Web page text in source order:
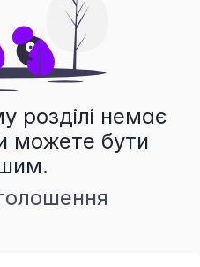
розділі немає
можете бути